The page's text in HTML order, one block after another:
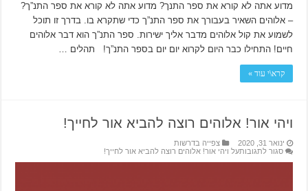
מדוע אתה לא קורא את ספר התנך? מדוע אתה לא קורא את ספר התנ”ך?
– אלוהים השאיר בעבורך את ספר התנ”ך כדי שתקרא בו. בדרך זו תוכל
לשמוע את קול אלוהים מדבר אליך ישירות. ספר התנ”ך הוא דבר אלוהים
חיים! התחילו כבר היום לקרוא יום יום בספר התנ”ך! תהלים …
קרא\י עוד »
ויהי אור! אלוהים רוצה להביא אור לחייך!
ינואר 31, 2020
צפייה בדרשות
סגור לתגובותעל ויהי אור! אלוהים רוצה להביא אור לחייך!